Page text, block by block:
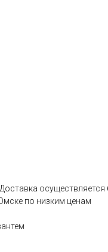
осуществляется
по низким ценам